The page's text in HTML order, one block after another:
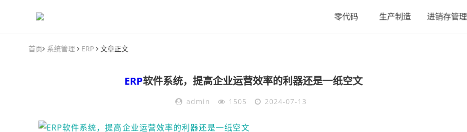
零代码 生产制造 进销存管理
首页 系统管理 ERP 文章正文
ERP软件系统，提高企业运营效率的利器还是一纸空文
admin 1505 2024-07-13